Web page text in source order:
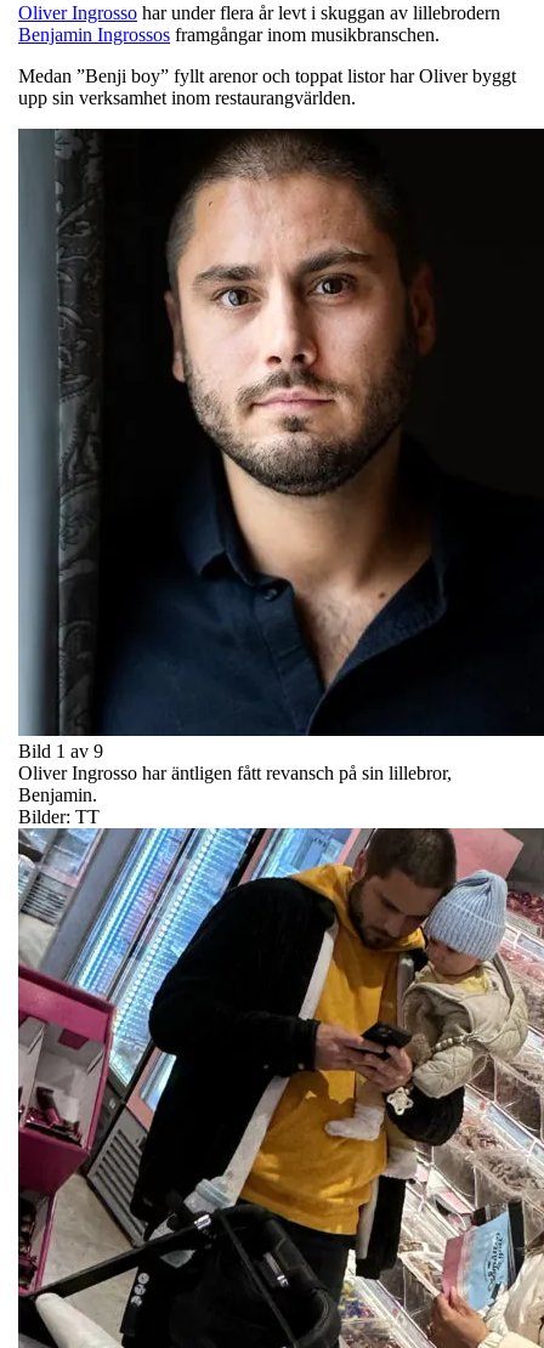
Oliver Ingrosso har under flera år levt i skuggan av lillebrodern
Benjamin Ingrossos framgångar inom musikbranschen.
Medan ”Benji boy” fyllt arenor och toppat listor har Oliver byggt
upp sin verksamhet inom restaurangvärlden.
Bild 1 av 9
Oliver Ingrosso har äntligen fått revansch på sin lillebror,
Benjamin.
Bilder: TT